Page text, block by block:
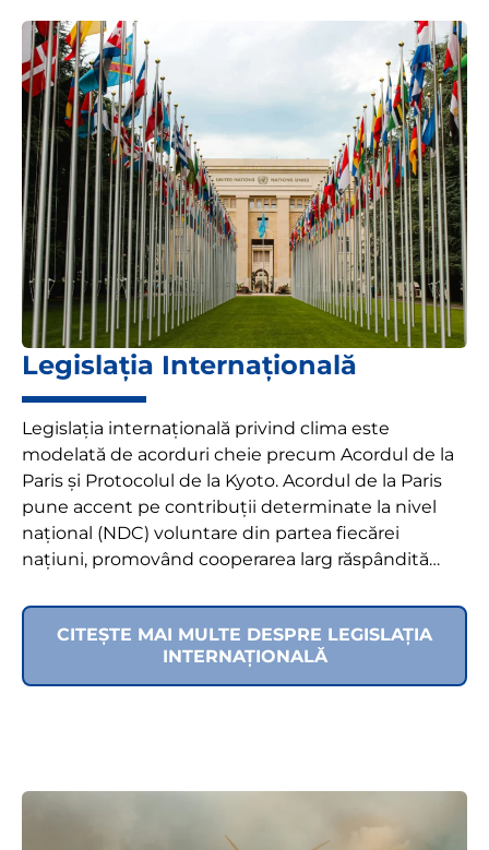
Legislația Internațională
Legislația internațională privind clima este
modelată de acorduri cheie precum Acordul de la
Paris și Protocolul de la Kyoto. Acordul de la Paris
pune accent pe contribuții determinate la nivel
național (NDC) voluntare din partea fiecărei
națiuni, promovând cooperarea larg răspândită…
CITEȘTE MAI MULTE DESPRE LEGISLAȚIA
INTERNAȚIONALĂ